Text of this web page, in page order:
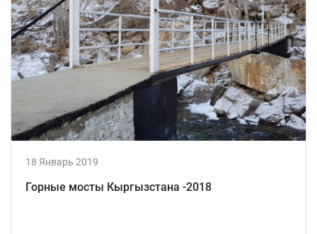
18 Январь 2019
Горные мосты Кыргызстана -2018